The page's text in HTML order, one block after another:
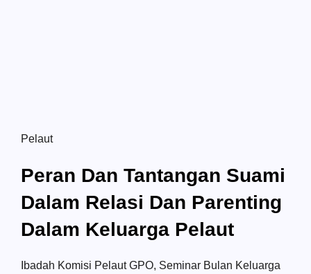
Pelaut
Peran Dan Tantangan Suami
Dalam Relasi Dan Parenting
Dalam Keluarga Pelaut
Ibadah Komisi Pelaut GPO, Seminar Bulan Keluarga